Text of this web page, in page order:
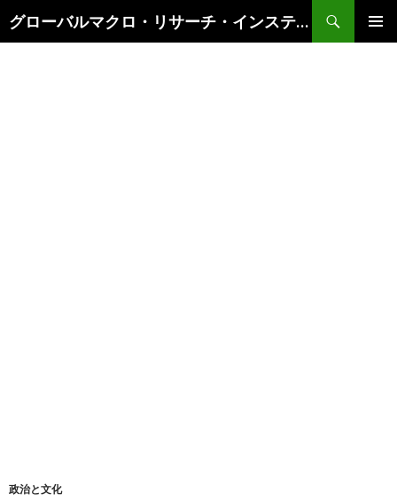
グローバルマクロ・リサーチ・インスティテュート
索
政治と文化